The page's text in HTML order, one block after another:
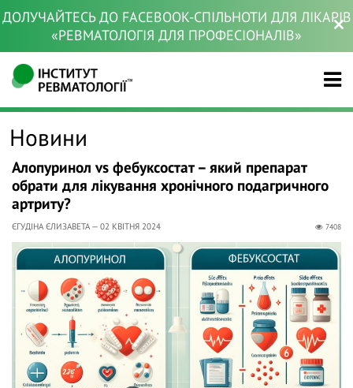
ДОЛУЧАЙТЕСЬ ДО FACEBOOK-СПІЛЬНОТИ ДЛЯ ЛІКАРІВ
«РЕВМАТОЛОГІЯ ДЛЯ ПРОФЕСІОНАЛІВ»
Новини
Алопуринол vs фебуксостат – який препарат
обрати для лікування хронічного подагричного
артриту?
ЄГУДІНА ЄЛИЗАВЕТА — 02 КВІТНЯ 2024 7408